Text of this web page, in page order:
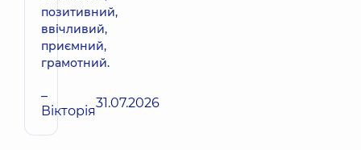
позитивний,
ввічливий,
приємний,
грамотний.
–
Вікторія31.07.2026